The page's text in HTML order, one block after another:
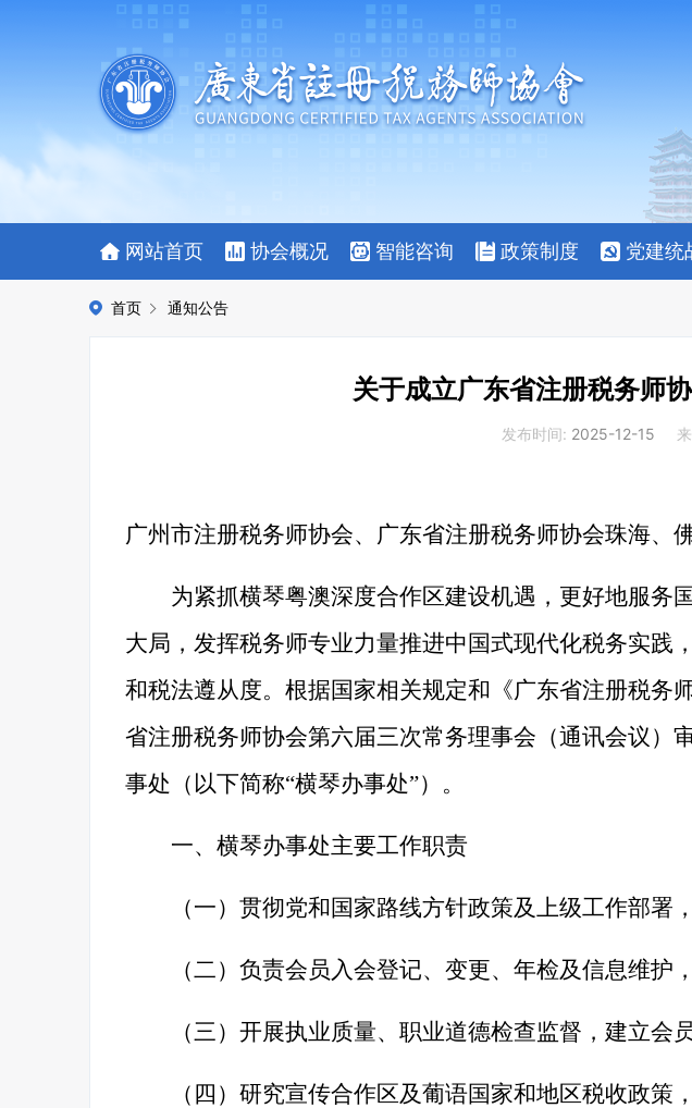
网站首页 协会概况 智能咨询 政策制度 党建统
首页 通知公告
关于成立广东省注册税务师
发布时间 2025-12-15
广州市注册税务师协会、 广东省注册税务师协会珠海、
为紧抓横琴粤澳深度合作区建设机遇，更好地服务
大局，发挥税务师专业力量推进中国式现代化税务实践
和税法遵从度。根据国家相关规定和《广东省注册税务
省注册税务师协会第六届三次常务理事会（通讯会议）
事处（以下简称“横琴办事处”）。
一、横琴办事处主要工作职责
（一）贯彻党和国家路线方针政策及上级工作部署
（二）负责会员入会登记、变更、年检及信息维护
（三）开展执业质量、职业道德检查监督，建立会
（四）研究宣传合作区及葡语国家和地区税收政策